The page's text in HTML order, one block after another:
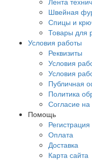
Швейная
Спицы и
Товары для
Условия работы
Реквизиты
Условия
Условия
Публичная
Политика
Согласие
Помощь
Оплата
Доставка
Карта сайта